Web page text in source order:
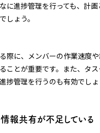
に進捗管理を行っても、計
しょう。
際に、メンバーの作業速度
ことが重要です。また、タ
捗管理を行うのも有効でしょ
報共有が不足している